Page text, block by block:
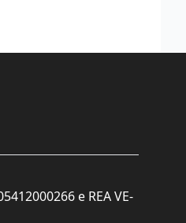
e REA VE-